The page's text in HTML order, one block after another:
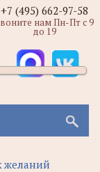
желаний
+7 (495) 662-97-58
нам Пн-Пт с 9
до 19